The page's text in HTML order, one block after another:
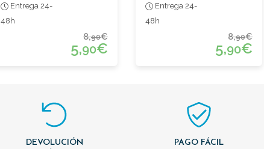
Entrega 24-
48h
8,90€
5,90€
Entrega 24-
48h
8,90€
5,90€
DEVOLUCIÓN
PAGO FÁCIL